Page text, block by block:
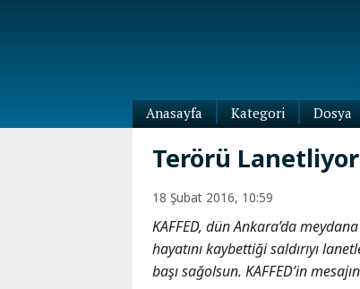
Anasayfa
Kategori
Dünya
Abhazya
Adıgey
Çeçenya
Dağıstan
Kafkas-
Ötesi
Azerbaycan
Ermenistan
Dosya
Terörü
18 Şubat 2016, 10:59
KAFFED, dün Ankara’da
hayatını kaybettiği saldırıyı
başı sağolsun. KAFFED’in